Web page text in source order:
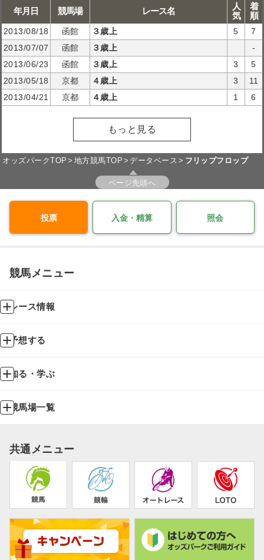
年月日 競馬場 レース名
人
気
着
順
2013/08/18 函館 ３歳上 5
7
2013/07/07
函館 ３歳上
-
2013/06/23
函館 ３歳上 3
5
2013/05/18
京都 ４歳上 3
11
2013/04/21
京都 ４歳上 1 6
もっと見る
オッズパークTOP 地方競馬TOP データベース フリップフロップ
ページ先頭へ
投票 入金・精算 照会
競馬メニュー
レース情報
予想する
知る・学ぶ
競馬場一覧
共通メニュー